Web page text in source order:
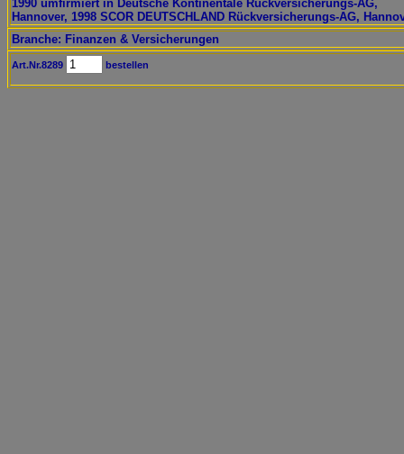
1990 umfirmiert in Deutsche Kontinentale Rückversicherungs-AG,
Hannover, 1998 SCOR DEUTSCHLAND Rückversicherungs-AG,
Branche: Finanzen & Versicherungen
Art.Nr.8289 bestellen